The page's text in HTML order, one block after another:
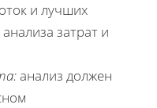
и лучших
затрат и
анализ должен